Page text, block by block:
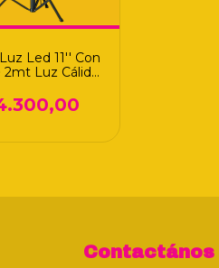
Led 11'' Con
2mt Luz Cálida
Contactános